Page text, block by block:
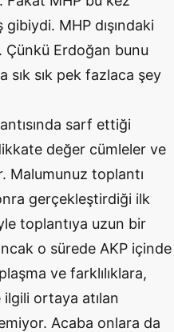
MHP dışındaki
Erdoğan bunu
sık sık pek fazlaca şey
sarf ettiği
değer cümleler ve
Malumunuz toplantı
gerçekleştirdiği ilk
toplantıya uzun bir
o sürede AKP içinde
ve farklılıklara,
ilgili ortaya atılan
Acaba onlara da